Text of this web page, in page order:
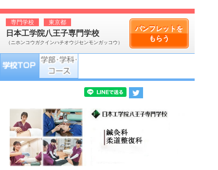
パンフレットを
もらう
専門学校 東京都
日本工学院八王子専門学校
（ニホンコウガクインハチオウジセンモンガッコウ）